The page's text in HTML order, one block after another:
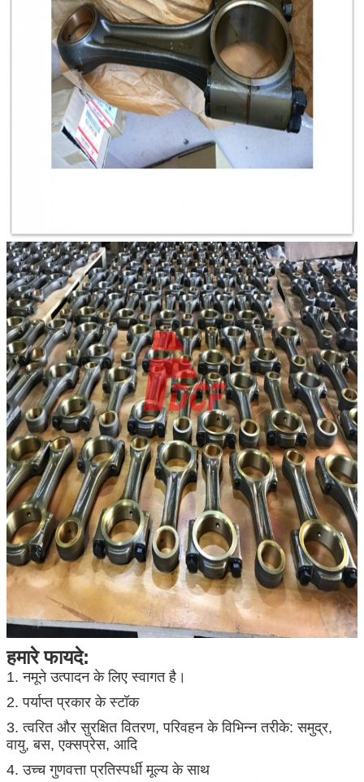
हमारे फायदे:
1. नमूने उत्पादन के लिए स्वागत है।
2. पर्याप्त प्रकार के स्टॉक
3. त्वरित और सुरक्षित वितरण, परिवहन के विभिन्न तरीके: समुद्र,
वायु, बस, एक्सप्रेस, आदि
4. उच्च गुणवत्ता प्रतिस्पर्धी मूल्य के साथ